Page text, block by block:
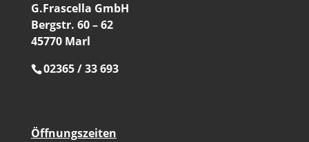
G.Frascella GmbH
Bergstr. 60 – 62
45770 Marl
02365 / 33 693
Öffnungszeiten